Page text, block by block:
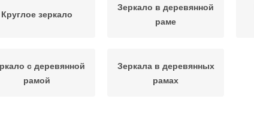
Круглое зеркало
Зеркало в деревянной
раме
с деревянной
рамой
Зеркала в деревянных
рамах